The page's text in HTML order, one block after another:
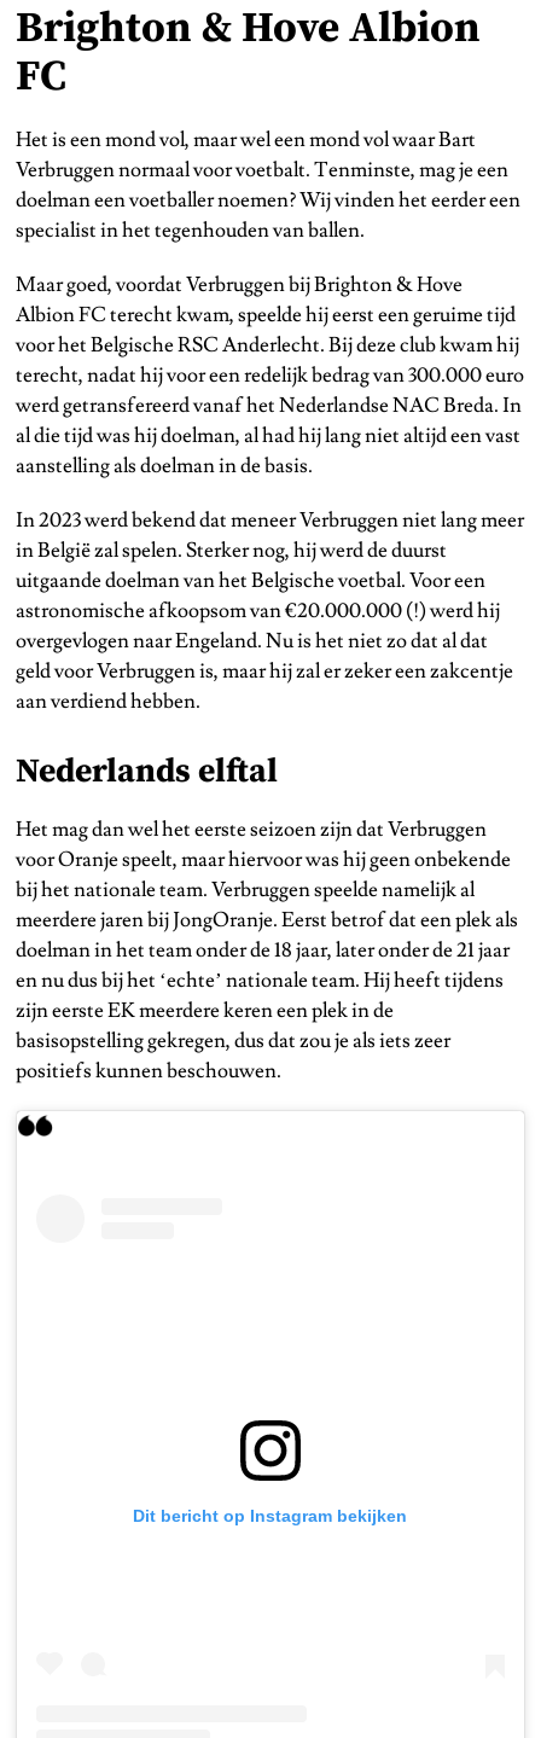
Brighton & Hove Albion
FC
Het is een mond vol, maar wel een mond vol waar Bart
Verbruggen normaal voor voetbalt. Tenminste, mag je een
doelman een voetballer noemen? Wij vinden het eerder een
specialist in het tegenhouden van ballen.
Maar goed, voordat Verbruggen bij Brighton & Hove
Albion FC terecht kwam, speelde hij eerst een geruime tijd
voor het Belgische RSC Anderlecht. Bij deze club kwam hij
terecht, nadat hij voor een redelijk bedrag van 300.000 euro
werd getransfereerd vanaf het Nederlandse NAC Breda. In
al die tijd was hij doelman, al had hij lang niet altijd een vast
aanstelling als doelman in de basis.
In 2023 werd bekend dat meneer Verbruggen niet lang meer
in België zal spelen. Sterker nog, hij werd de duurst
uitgaande doelman van het Belgische voetbal. Voor een
astronomische afkoopsom van €20.000.000 (!) werd hij
overgevlogen naar Engeland. Nu is het niet zo dat al dat
geld voor Verbruggen is, maar hij zal er zeker een zakcentje
aan verdiend hebben.
Nederlands elftal
Het mag dan wel het eerste seizoen zijn dat Verbruggen
voor Oranje speelt, maar hiervoor was hij geen onbekende
bij het nationale team. Verbruggen speelde namelijk al
meerdere jaren bij JongOranje. Eerst betrof dat een plek als
doelman in het team onder de 18 jaar, later onder de 21 jaar
en nu dus bij het ‘echte’ nationale team. Hij heeft tijdens
zijn eerste EK meerdere keren een plek in de
basisopstelling gekregen, dus dat zou je als iets zeer
positiefs kunnen beschouwen.
Dit bericht op Instagram bekijken